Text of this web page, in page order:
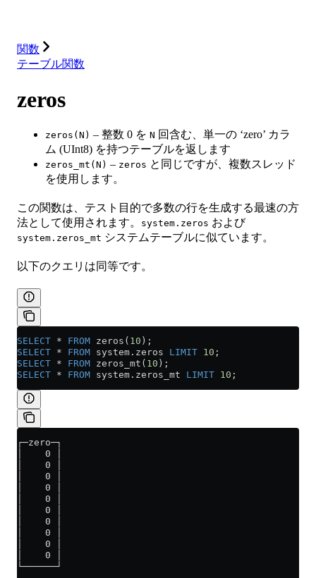
関数
テーブル関数
zeros
zeros(N) – 整数 0 を N 回含む、単一の ‘zero’ カラ
ム (UInt8) を持つテーブルを返します
zeros_mt(N) – zeros と同じですが、複数スレッド
を使用します。
この関数は、テスト目的で多数の行を生成する最速の方
法として使用されます。
system.zeros および
system.zeros_mt システムテーブルに似ています。
以下のクエリは同等です。
SELECT * FROM zeros( 10 );
SELECT * FROM system . zeros LIMIT 10 ;
SELECT * FROM zeros_mt( 10 );
SELECT * FROM system . zeros_mt LIMIT 10 ;
┌─zero─┐
│    0 │
│    0 │
│    0 │
│    0 │
│    0 │
│    0 │
│    0 │
│    0 │
│    0 │
│    0 │
└──────┘